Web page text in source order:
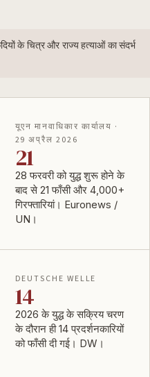
के चित्र और राज्य हत्याओं का संदर्भ
यूएन मानवाधिकार कार्यालय ·
29 अप्रैल 2026
21
28 फरवरी को युद्ध शुरू होने के
बाद से 21 फाँसी और 4,000+
गिरफ्तारियां। Euronews /
UN ।
DEUTSCHE WELLE
14
2026 के युद्ध के सक्रिय चरण
के दौरान ही 14 प्रदर्शनकारियों
को फाँसी दी गई। DW ।